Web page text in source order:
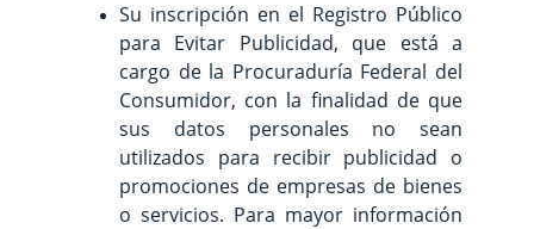
Su inscripción en el Registro Público
para Evitar Publicidad, que está a
cargo de la Procuraduría Federal del
Consumidor, con la finalidad de que
sus datos personales no sean
utilizados para recibir publicidad o
promociones de empresas de bienes
o servicios. Para mayor información